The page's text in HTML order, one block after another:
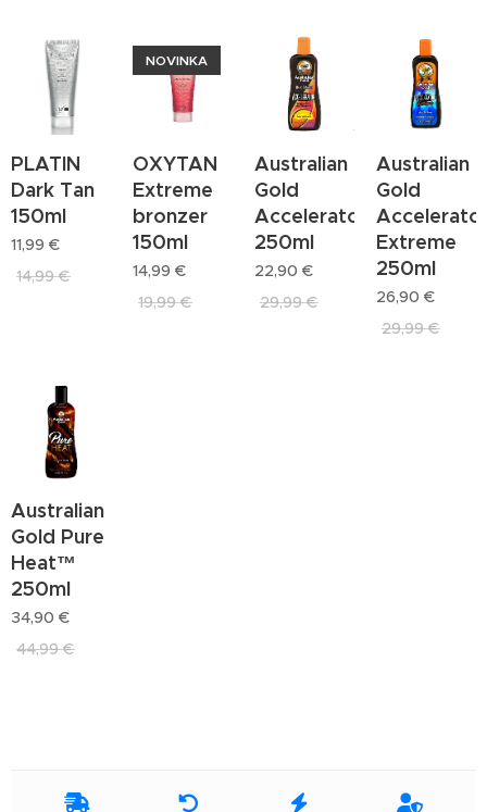
PLATIN
Dark Tan
150ml
11,99 €
14,99€
OXYTAN
Extreme
bronzer
150ml
NOVINKA
14,99 €
19,99€
Australian
Gold
Accelerator
250ml
22,90 €
29,99€
Australian
Gold
Extreme
250ml
26,90 €
29,99€
Australian
Gold Pure
Heat™
250ml
34,90 €
44,99€